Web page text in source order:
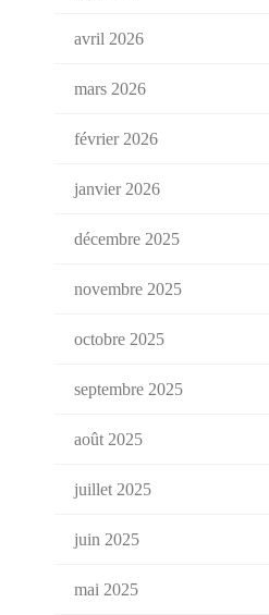
avril 2026
mars 2026
février 2026
janvier 2026
décembre 2025
novembre 2025
octobre 2025
septembre 2025
août 2025
juillet 2025
juin 2025
mai 2025